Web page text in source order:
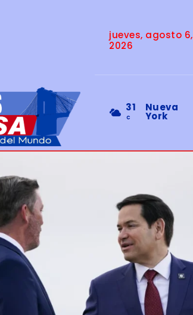
jueves, agosto 6,
2026
31
C
Nueva
York